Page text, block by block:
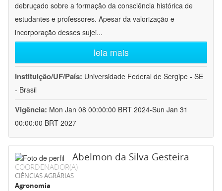
debruçado sobre a formação da consciência histórica de
estudantes e professores. Apesar da valorização e
incorporação desses sujei...
leia mais
Instituição/UF/País: Universidade Federal de Sergipe - SE
- Brasil
Vigência: Mon Jan 08 00:00:00 BRT 2024-Sun Jan 31
00:00:00 BRT 2027
Abelmon da Silva Gesteira
COORDENADOR(A)
CIÊNCIAS AGRÁRIAS
Agronomia